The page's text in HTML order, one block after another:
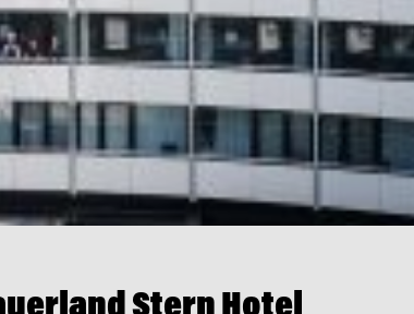
Stern Hotel